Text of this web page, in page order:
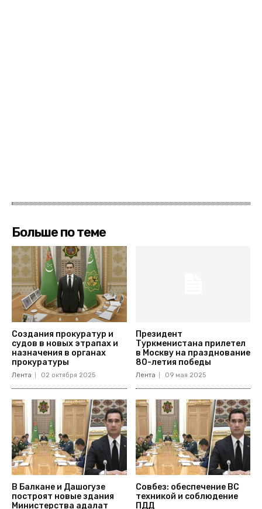
Больше по теме
Создания прокуратур и
судов в новых этрапах и
назначения в органах
прокуратуры
Лента 02 октября 2025
Президент
Туркменистана прилетел
в Москву на празднование
80-летия победы
Лента 09 мая 2025
В Балкане и Дашогузе
построят новые здания
Министерства адалат
Совбез: обеспечение ВС
техникой и соблюдение
ПДД